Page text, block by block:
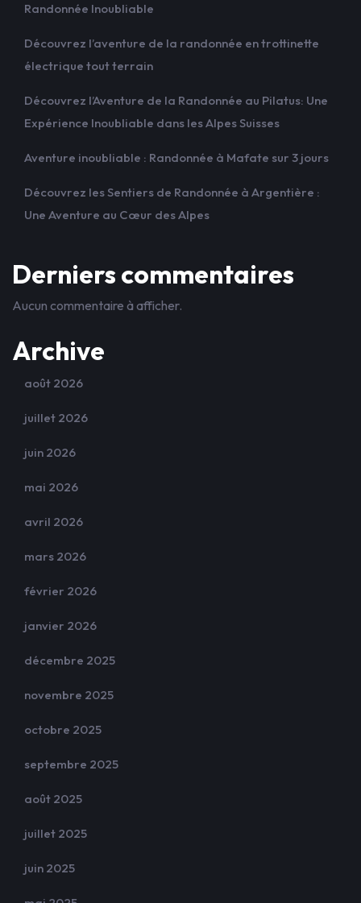
Randonnée Inoubliable
Découvrez l’aventure de la randonnée en trottinette
électrique tout terrain
Découvrez l’Aventure de la Randonnée au Pilatus: Une
Expérience Inoubliable dans les Alpes Suisses
Aventure inoubliable : Randonnée à Mafate sur 3 jours
Découvrez les Sentiers de Randonnée à Argentière :
Une Aventure au Cœur des Alpes
Derniers commentaires
Aucun commentaire à afficher.
Archive
août 2026
juillet 2026
juin 2026
mai 2026
avril 2026
mars 2026
février 2026
janvier 2026
décembre 2025
novembre 2025
octobre 2025
septembre 2025
août 2025
juillet 2025
juin 2025